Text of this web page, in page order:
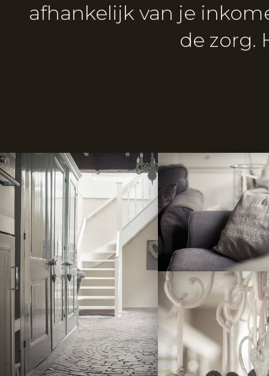
afhankelijk van je
de zorg.